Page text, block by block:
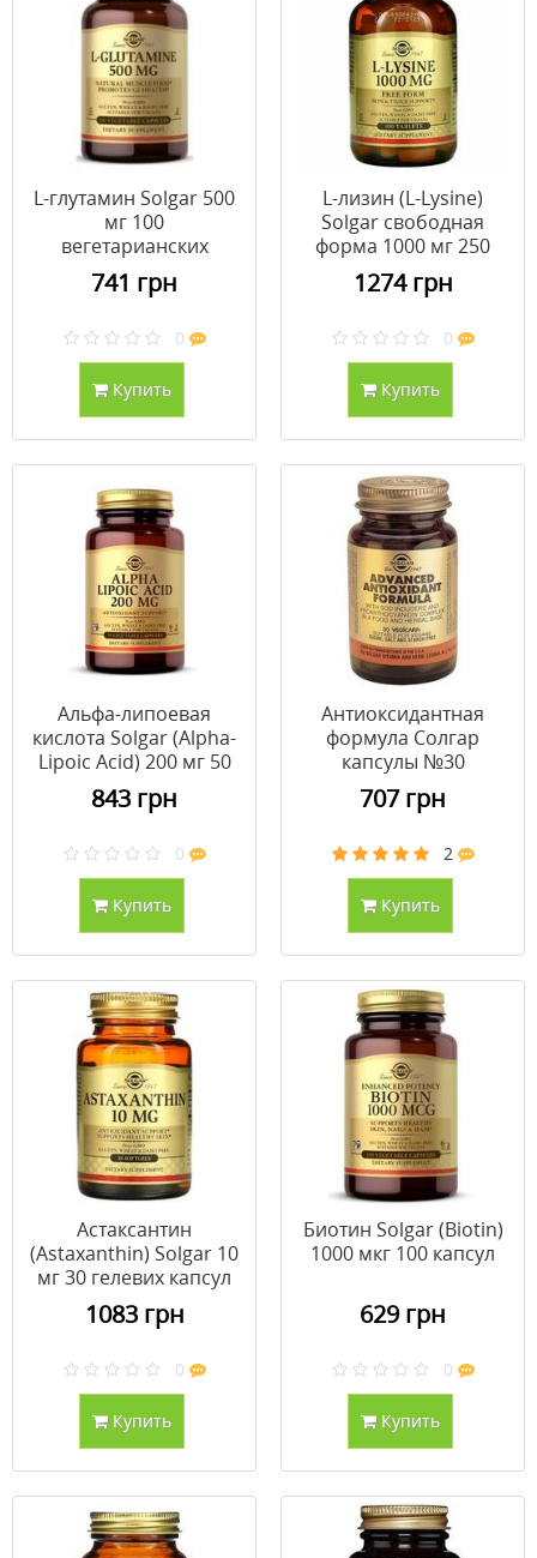
L-глутамин Solgar 500
мг 100
вегетарианских
капсул
741 грн
0
Купить
L-лизин (L-Lysine)
Solgar свободная
форма 1000 мг 250
таблеток
1274 грн
0
Купить
Альфа-липоевая
кислота Solgar (Alpha-
Lipoic Acid) 200 мг 50
растительных капсул
843 грн
0
Купить
Антиоксидантная
формула Солгар
капсулы №30
707 грн
2
Купить
Астаксантин
(Astaxanthin) Solgar 10
мг 30 гелевих капсул
1083 грн
0
Купить
Биотин Solgar (Biotin)
1000 мкг 100 капсул
629 грн
0
Купить